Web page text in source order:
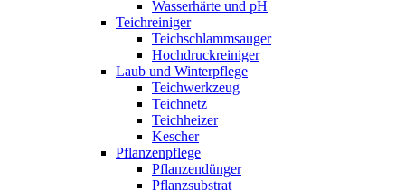
Wasserhärte und pH
Teichreiniger
Teichschlammsauger
Hochdruckreiniger
Laub und Winterpflege
Teichwerkzeug
Teichnetz
Teichheizer
Kescher
Pflanzenpflege
Pflanzendünger
Pflanzsubstrat